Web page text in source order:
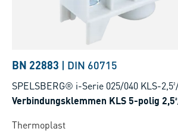
BN 22883 | DIN 60715
SPELSBERG® i-Serie 025/040 KLS-
Verbindungsklemmen KLS 5-polig
Thermoplast